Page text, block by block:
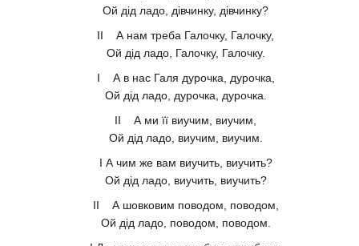
Ой дід ладо, дівчинку, дівчинку?
II А нам треба Галочку, Галочку,
Ой дід ладо, Галочку, Галочку.
І А в нас Галя дурочка, дурочка,
Ой дід ладо, дурочка, дурочка.
II А ми її виучим, виучим,
Ой дід ладо, виучим, виучим.
І А чим же вам виучить, виучить?
Ой дід ладо, виучить, виучить?
II А шовковим поводом, поводом,
Ой дід ладо, поводом, поводом.